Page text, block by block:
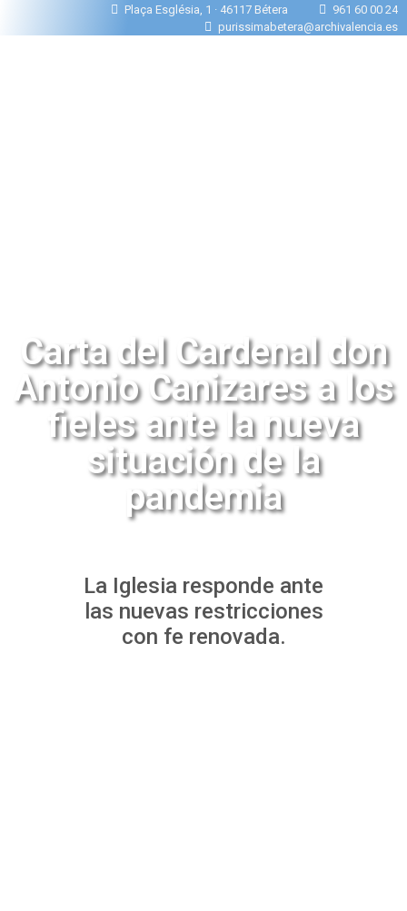
Plaça Església, 1 · 46117 Bétera
961 60 00 24
purissimabetera@archivalencia.es
Carta del Cardenal don
Antonio Canizares a los
fieles ante la nueva
situación de la
pandemia
La Iglesia responde ante
las nuevas restricciones
con fe renovada.